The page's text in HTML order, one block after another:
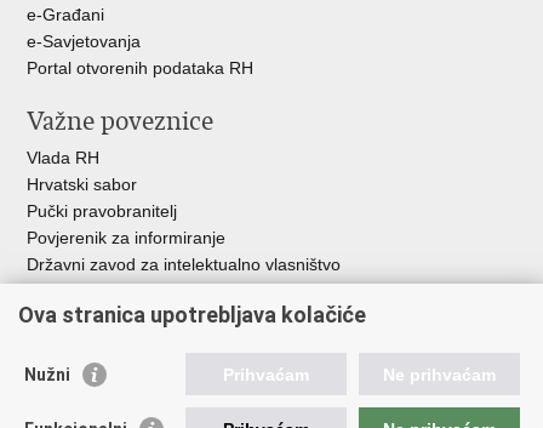
e-Građani
e-Savjetovanja
Portal otvorenih podataka RH
Važne poveznice
Vlada RH
Hrvatski sabor
Pučki pravobranitelj
Povjerenik za informiranje
Državni zavod za intelektualno vlasništvo
HAKOM
Ostale poveznice
Ova stranica upotrebljava kolačiće
Nužni Prihvaćam Ne prihvaćam